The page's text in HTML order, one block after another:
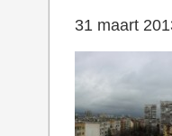
31 maart